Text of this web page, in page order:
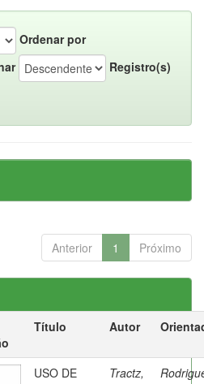
Ordenar por
Registro(s)
Anterior 1 Próximo
Título Autor
USO DE
Tractz,